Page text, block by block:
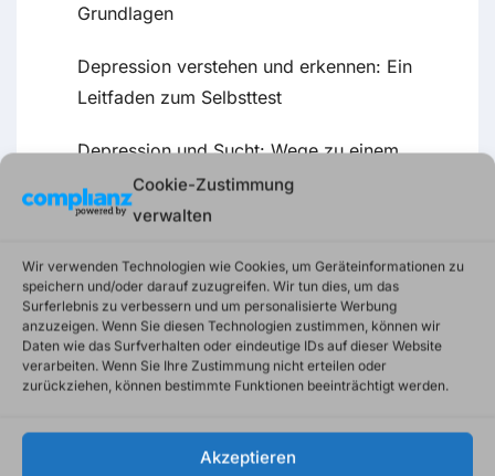
Cookie-Zustimmung
verwalten
Wir verwenden Technologien wie Cookies, um Geräteinformationen zu
speichern und/oder darauf zuzugreifen. Wir tun dies, um das
Surferlebnis zu verbessern und um personalisierte Werbung
anzuzeigen. Wenn Sie diesen Technologien zustimmen, können wir
Daten wie das Surfverhalten oder eindeutige IDs auf dieser Website
verarbeiten. Wenn Sie Ihre Zustimmung nicht erteilen oder
zurückziehen, können bestimmte Funktionen beeinträchtigt werden.
Akzeptieren
Grundlagen
Depression verstehen und erkennen: Ein
Leitfaden zum Selbsttest
Depression und Sucht: Wege zu einem
neuen Lebensgefühl
Recent Comments